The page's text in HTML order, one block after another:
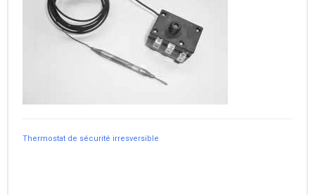
Thermostat de sécurité irresversible